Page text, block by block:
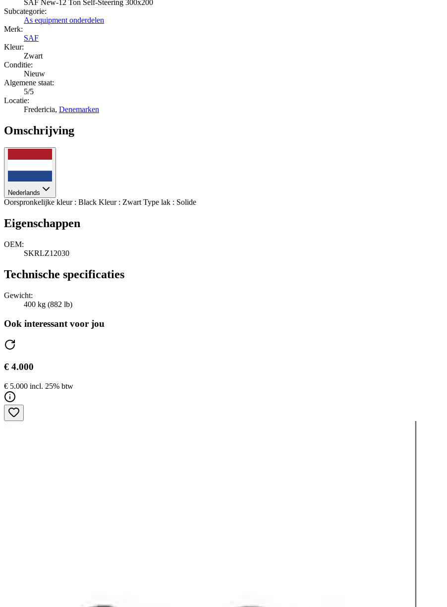
SAF New-12 Ton Self-Steering 300x200
Subcategorie:
As equipment onderdelen
Merk:
SAF
Kleur:
Zwart
Conditie:
Nieuw
Algemene staat:
5/5
Locatie:
Fredericia, Denemarken
Omschrijving
Nederlands
Oorspronkelijke kleur : Black Kleur : Zwart Type lak : Solide
Eigenschappen
OEM:
SKRLZ12030
Technische specificaties
Gewicht:
400 kg (882 lb)
Ook interessant voor jou
€ 4.000
€ 5.000 incl. 25% btw